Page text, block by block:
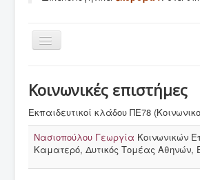
Εναλλαγή
Δράσεις, εκδρομές & γιορτές
Γονείς & κηδεμόνες
Κοινωνικές επιστήμες
Εκπαιδευτικοί κλάδου ΠΕ78
Νασιοπούλου Γεωργία Κοινωνικών
Καματερό, Δυτικός Τομέας